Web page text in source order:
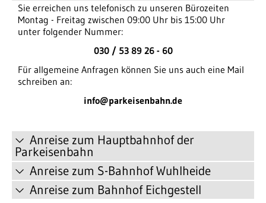
Sie erreichen uns telefonisch zu unseren Bürozeiten
Montag - Freitag zwischen 09:00 Uhr bis 15:00 Uhr
unter folgender Nummer:
030 / 53 89 26 - 60
Für allgemeine Anfragen können Sie uns auch eine Mail
schreiben an:
info@parkeisenbahn.de
Anreise zum Hauptbahnhof der
Parkeisenbahn
Anreise zum S-Bahnhof Wuhlheide
Anreise zum Bahnhof Eichgestell